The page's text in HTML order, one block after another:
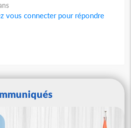
ans
vous connecter pour répondre